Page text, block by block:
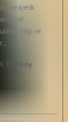
ve içerik
özel
bilgi ve
Kadıköy